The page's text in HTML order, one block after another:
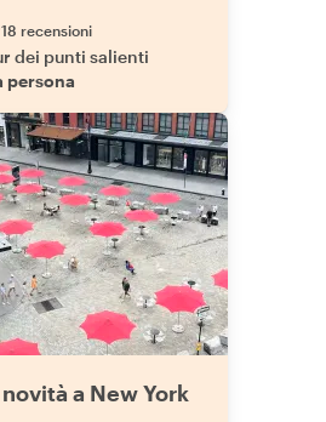
18 recensioni
dei punti salienti
persona
a New York